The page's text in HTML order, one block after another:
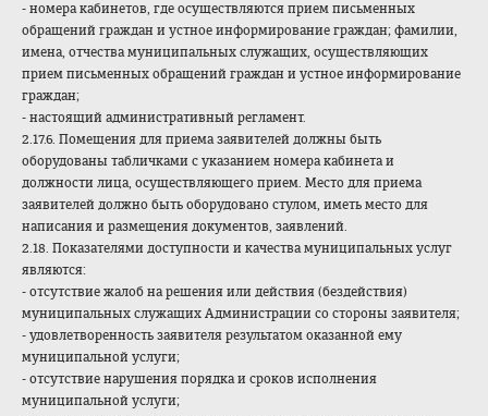
- номера кабинетов, где осуществляются прием письменных
обращений граждан и устное информирование граждан; фамилии,
имена, отчества муниципальных служащих, осуществляющих
прием письменных обращений граждан и устное информирование
граждан;
- настоящий административный регламент.
2.17.6. Помещения для приема заявителей должны быть
оборудованы табличками с указанием номера кабинета и
должности лица, осуществляющего прием. Место для приема
заявителей должно быть оборудовано стулом, иметь место для
написания и размещения документов, заявлений.
2.18. Показателями доступности и качества муниципальных услуг
являются:
- отсутствие жалоб на решения или действия (бездействия)
муниципальных служащих Администрации со стороны заявителя;
- удовлетворенность заявителя результатом оказанной ему
муниципальной услуги;
- отсутствие нарушения порядка и сроков исполнения
муниципальной услуги;